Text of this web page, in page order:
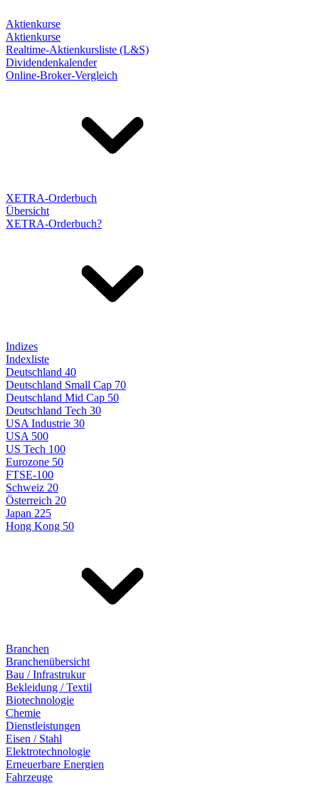
Aktienkurse
Aktienkurse
Realtime-Aktienkursliste (L&S)
Dividendenkalender
Online-Broker-Vergleich
XETRA-Orderbuch
Übersicht
XETRA-Orderbuch?
Indizes
Indexliste
Deutschland 40
Deutschland Small Cap 70
Deutschland Mid Cap 50
Deutschland Tech 30
USA Industrie 30
USA 500
US Tech 100
Eurozone 50
FTSE-100
Schweiz 20
Österreich 20
Japan 225
Hong Kong 50
Branchen
Branchenübersicht
Bau / Infrastrukur
Bekleidung / Textil
Biotechnologie
Chemie
Dienstleistungen
Eisen / Stahl
Elektrotechnologie
Erneuerbare Energien
Fahrzeuge